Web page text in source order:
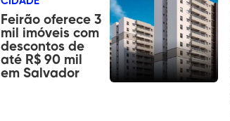
Feirão oferece 3
mil imóveis com
descontos de
até R$ 90 mil
em Salvador